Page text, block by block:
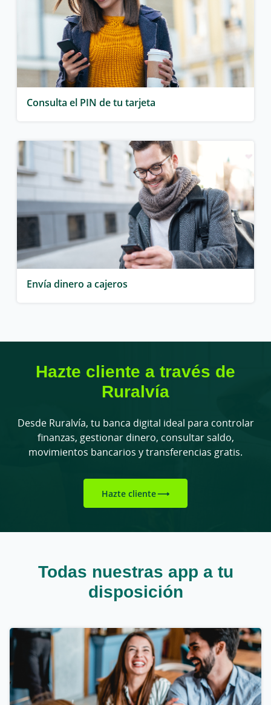
Consulta el PIN de tu tarjeta
Envía dinero a cajeros
Hazte cliente a través de
Ruralvía
Desde Ruralvía, tu banca digital ideal para controlar
finanzas, gestionar dinero, consultar saldo,
movimientos bancarios y transferencias gratis.
Hazte cliente
Todas nuestras app a tu
disposición